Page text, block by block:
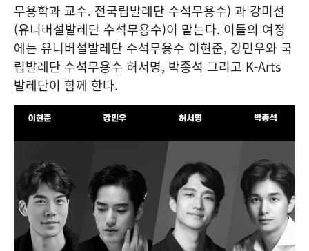
무용학과 교수. 전국립발레단 수석무용수) 과 강미선
(유니버설발레단 수석무용수)이 맡는다. 이들의 여정
에는 유니버설발레단 수석무용수 이현준, 강민우와 국
립발레단 수석무용수 허서명, 박종석 그리고 K-Arts
발레단이 함께 한다.